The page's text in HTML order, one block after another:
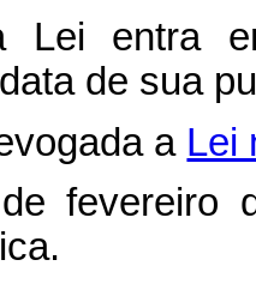
Lei entra
de sua
a Lei
fevereiro